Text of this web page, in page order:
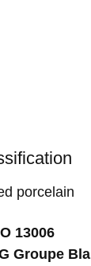
porcelain
13006
Groupe Bla